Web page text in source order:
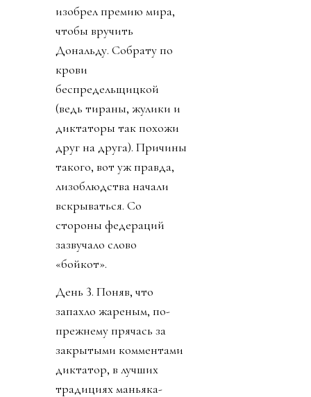
изобрел премию мира,
чтобы вручить
Дональду. Собрату по
крови
беспредельщицкой
(ведь тираны, жулики и
диктаторы так похожи
друг на друга). Причины
такого, вот уж правда,
лизоблюдства начали
вскрываться. Со
стороны федераций
зазвучало слово
«бойкот».
День 3. Поняв, что
запахло жареным, по-
прежнему прячась за
закрытыми комментами
диктатор, в лучших
традициях маньяка-